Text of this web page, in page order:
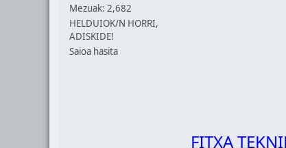
Mezuak: 2,682
HELDUIOK/N HORRI,
ADISKIDE!
Saioa hasita
FITXA